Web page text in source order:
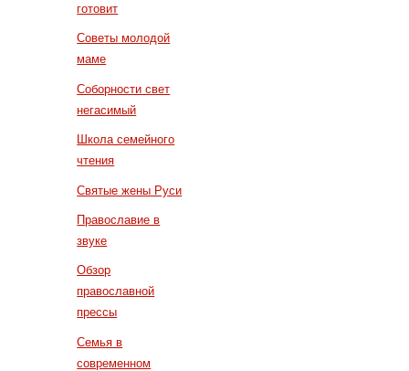
готовит
Советы молодой
маме
Соборности свет
негасимый
Школа семейного
чтения
Святые жены Руси
Православие в
звуке
Обзор
православной
прессы
Семья в
современном